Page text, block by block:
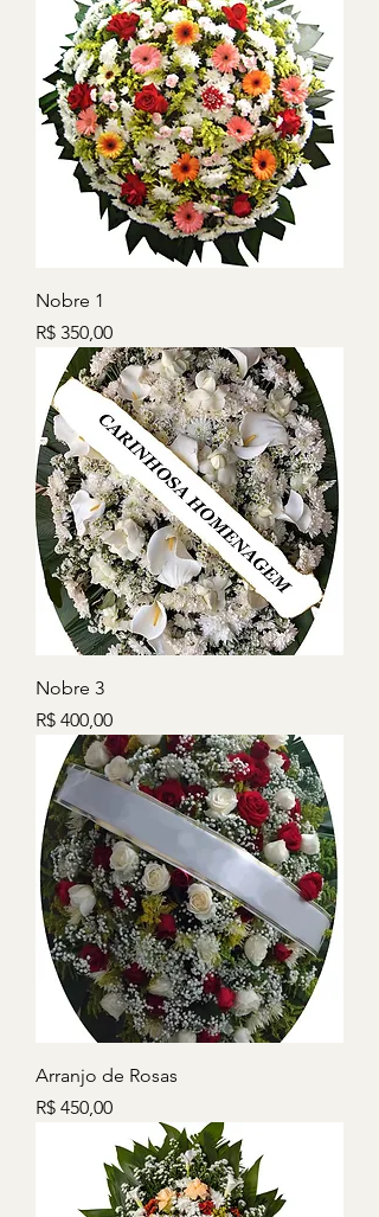
Nobre 1
Preço
R$ 350,00
Nobre 3
Preço
R$ 400,00
Arranjo de Rosas
Preço
R$ 450,00